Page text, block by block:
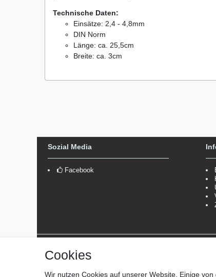
Technische Daten:
Einsätze: 2,4 - 4,8mm
DIN Norm
Länge: ca. 25,5cm
Breite: ca. 3cm
Sozial Media
Facebook
*Lieferzeit: 1-3 Werktage / 4-5 Werktage - je nach
Cookies
Wir nutzen Cookies auf unserer Website. Einige